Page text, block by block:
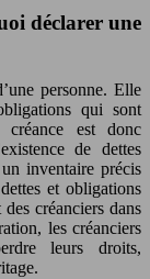
déclarer une
personne. Elle
qui sont
est donc
de dettes
inventaire précis
et obligations
créanciers dans
les créanciers
leurs droits,